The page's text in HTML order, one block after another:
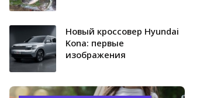
Новый кроссовер Hyundai
Kona: первые
изображения